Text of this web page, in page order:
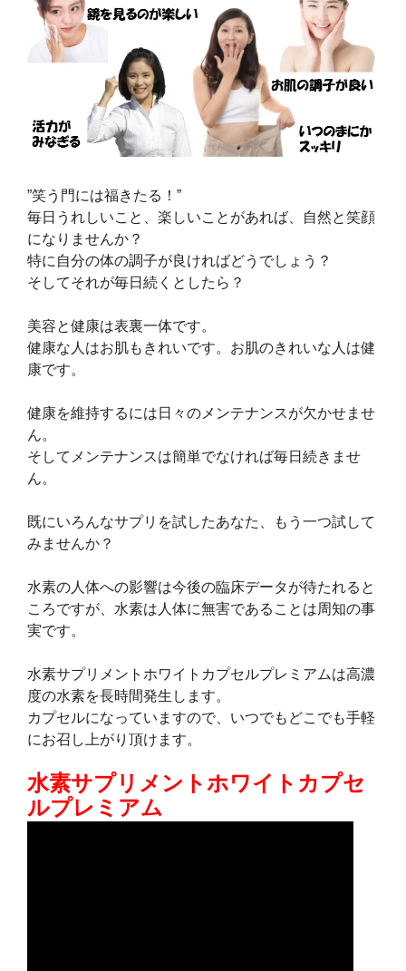
”笑う門には福きたる！”
毎日うれしいこと、楽しいことがあれば、自然と笑顔
になりませんか？
特に自分の体の調子が良ければどうでしょう？
そしてそれが毎日続くとしたら？
美容と健康は表裏一体です。
健康な人はお肌もきれいです。お肌のきれいな人は健
康です。
健康を維持するには日々のメンテナンスが欠かせませ
ん。
そしてメンテナンスは簡単でなければ毎日続きませ
ん。
既にいろんなサプリを試したあなた、もう一つ試して
みませんか？
水素の人体への影響は今後の臨床データが待たれると
ころですが、水素は人体に無害であることは周知の事
実です。
水素サプリメントホワイトカプセルプレミアムは高濃
度の水素を長時間発生します。
カプセルになっていますので、いつでもどこでも手軽
にお召し上がり頂けます。
水素サプリメントホワイトカプセ
ルプレミアム